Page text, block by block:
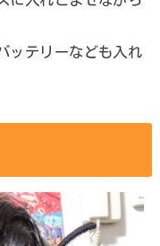
ッテリーなども入れ